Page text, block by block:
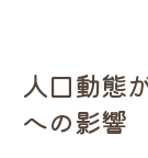
人口動態
への影響